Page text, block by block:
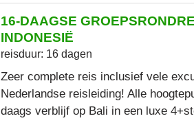
16-DAAGSE
INDONESIË
reisduur: 16 dagen
Zeer complete reis inclusief vele
Nederlandse reisleiding! Alle
daags verblijf op Bali in een luxe